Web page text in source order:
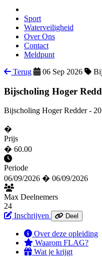
Sport
Waterveiligheid
Over Ons
Contact
Meldpunt
Terug
06 Sep 2026
Bijscholing Hoger
Bijscholing Hoger Redder -
�
Prijs
� 60.00
Periode
06/09/2026 � 06/09/2026
Max Deelnemers
24
Inschrijven
Deel
Over deze opleiding
Waarom FLAG?
Wat je krijgt